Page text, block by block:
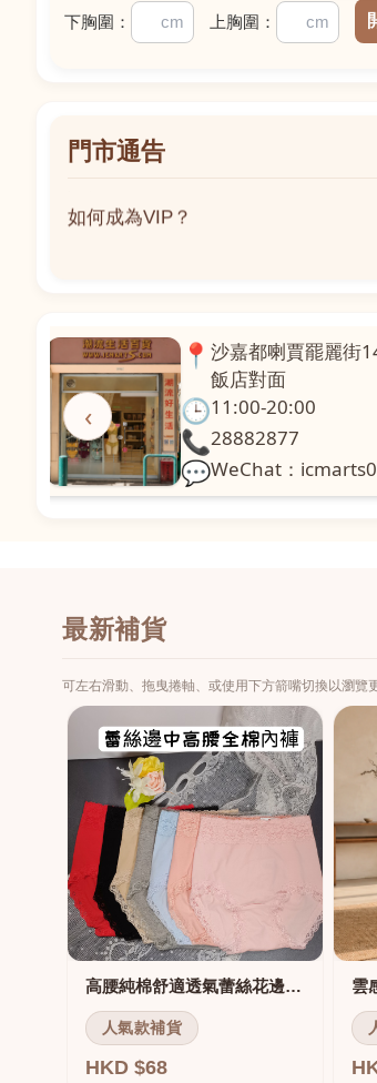
下胸圍： 上胸圍：
門市通告
如何成為VIP？
‹
📍澳門啤利喇街121
面
🕒11:00-20:00
📞28331971
💬WeChat：
最新補貨
可左右滑動、拖曳捲軸、或使用下方箭嘴切換以瀏覽
高腰純棉舒適透氣蕾絲花邊三角褲
人氣款補貨
HKD $68
雲